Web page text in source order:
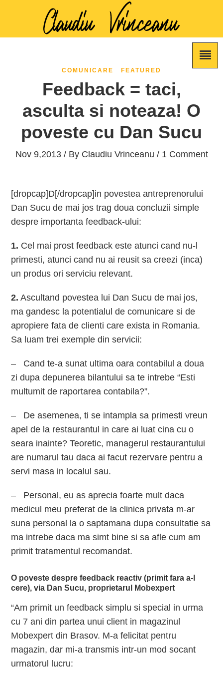
COMUNICARE FEATURED
Feedback = taci,
asculta si noteaza! O
poveste cu Dan Sucu
Nov 9,2013 / By Claudiu Vrinceanu / 1 Comment
[dropcap]D[/dropcap]in povestea antreprenorului
Dan Sucu de mai jos trag doua concluzii simple
despre importanta feedback-ului:
1. Cel mai prost feedback este atunci cand nu-l
primesti, atunci cand nu ai reusit sa creezi (inca)
un produs ori serviciu relevant.
2. Ascultand povestea lui Dan Sucu de mai jos,
ma gandesc la potentialul de comunicare si de
apropiere fata de clienti care exista in Romania.
Sa luam trei exemple din servicii:
– Cand te-a sunat ultima oara contabilul a doua
zi dupa depunerea bilantului sa te intrebe “Esti
multumit de raportarea contabila?”.
– De asemenea, ti se intampla sa primesti vreun
apel de la restaurantul in care ai luat cina cu o
seara inainte? Teoretic, managerul restaurantului
are numarul tau daca ai facut rezervare pentru a
servi masa in localul sau.
– Personal, eu as aprecia foarte mult daca
medicul meu preferat de la clinica privata m-ar
suna personal la o saptamana dupa consultatie sa
ma intrebe daca ma simt bine si sa afle cum am
primit tratamentul recomandat.
O poveste despre feedback reactiv (primit fara a-l
cere), via Dan Sucu, proprietarul Mobexpert
“Am primit un feedback simplu si special in urma
cu 7 ani din partea unui client in magazinul
Mobexpert din Brasov. M-a felicitat pentru
magazin, dar mi-a transmis intr-un mod socant
urmatorul lucru: